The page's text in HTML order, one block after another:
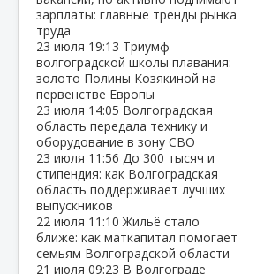
зарплаты: главные тренды рынка
труда
23 июля 19:13 Триумф
волгоградской школы плавания:
золото Полины Козякиной на
первенстве Европы
23 июля 14:05 Волгоградская
область передала технику и
оборудование в зону СВО
23 июля 11:56 До 300 тысяч и
стипендия: как Волгоградская
область поддерживает лучших
выпускников
22 июля 11:10Жильё стало
ближе: как маткапитал помогает
семьям Волгоградской области
21 июля 09:23 В Волгограде